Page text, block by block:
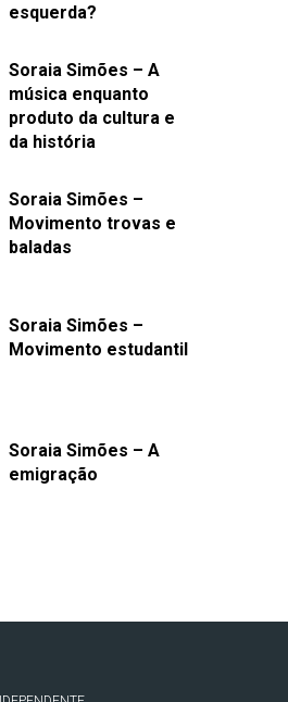
esquerda?
Soraia Simões – A
música enquanto
produto da cultura e
da história
Soraia Simões –
Movimento trovas e
baladas
Soraia Simões –
Movimento estudantil
Soraia Simões – A
emigração